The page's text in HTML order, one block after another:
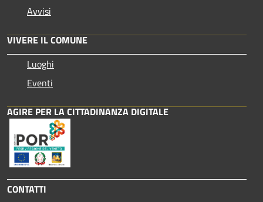
Avvisi
VIVERE IL COMUNE
Luoghi
Eventi
AGIRE PER LA CITTADINANZA DIGITALE
CONTATTI